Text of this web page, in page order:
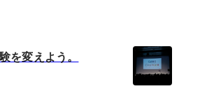
を変えよう。